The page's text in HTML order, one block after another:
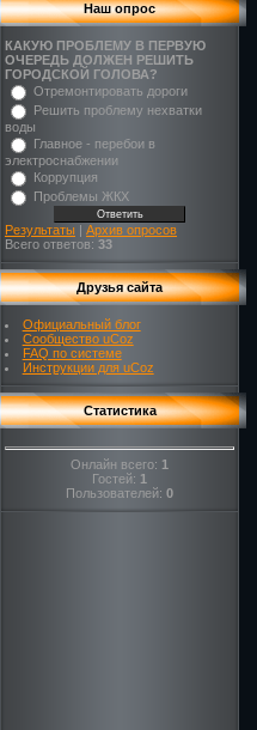
Наш опрос
КАКУЮ ПРОБЛЕМУ В ПЕРВУЮ
ОЧЕРЕДЬ ДОЛЖЕН РЕШИТЬ
ГОРОДСКОЙ ГОЛОВА?
Отремонтировать дороги
Решить проблему нехватки
воды
Главное - перебои в
электроснабжении
Коррупция
Проблемы ЖКХ
Результаты | Архив опросов
Всего ответов: 33
Друзья сайта
Официальный блог
Сообщество uCoz
FAQ по системе
Инструкции для uCoz
Статистика
Онлайн всего: 1
Гостей: 1
Пользователей: 0